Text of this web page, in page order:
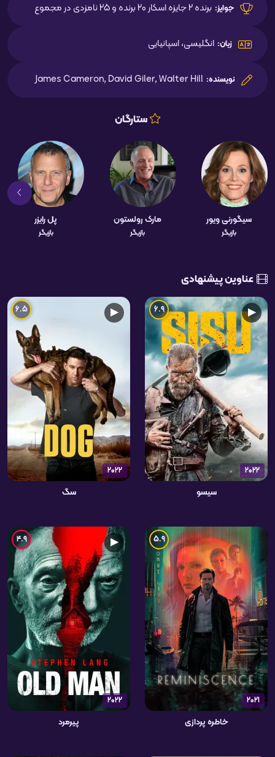
جوایز: برنده 2 جایزه اسکار 20 برنده و 25 نامزدی در مجموع
زبان: انگلیسی، اسپانیایی
نویسنده: James Cameron, David Giler, Walter Hill
ستارگان
سیگورنی ویور
بازیگر
مارک رولستون
بازیگر
پل رایزر
بازیگر
عناوین پیشنهادی
2022
▶
6.9
سیسو
2022
▶
6.5
سگ
2021
5.9
خاطره پردازی
2022
▶
4.9
پیرمرد